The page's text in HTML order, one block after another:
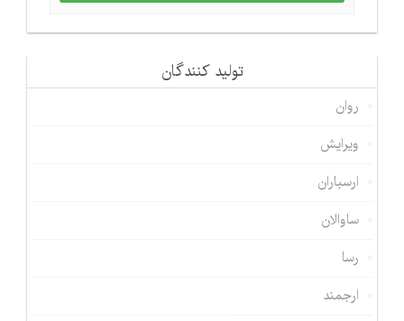
تولید كنندگان
روان
ویرایش
ارسباران
ساوالان
رسا
ارجمند